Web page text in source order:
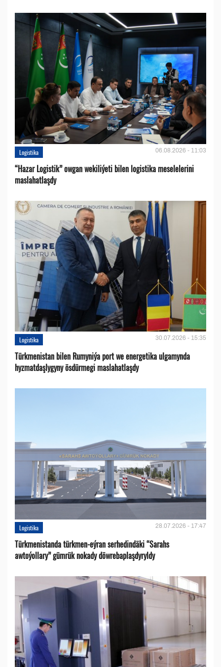
Logistika 06.08.2026 - 11:03
“Hazar Logistik” owgan wekiliýeti bilen logistika meselelerini
maslahatlaşdy
Logistika 30.07.2026 - 15:35
Türkmenistan bilen Rumyniýa port we energetika ulgamynda
hyzmatdaşlygyny ösdürmegi maslahatlaşdy
Logistika 28.07.2026 - 17:47
Türkmenistanda türkmen-eýran serhedindäki “Sarahs
awtoýollary” gümrük nokady döwrebaplaşdyryldy